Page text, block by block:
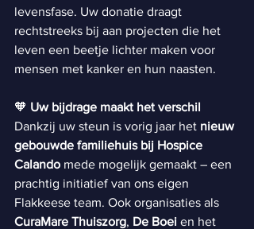
levensfase. Uw donatie draagt
rechtstreeks bij aan projecten die het
leven een beetje lichter maken voor
mensen met kanker en hun naasten.
🧡 Uw bijdrage maakt het verschil
Dankzij uw steun is vorig jaar het nieuw
gebouwde familiehuis bij Hospice
Calando mede mogelijk gemaakt – een
prachtig initiatief van ons eigen
Flakkeese team. Ook organisaties als
CuraMare Thuiszorg, De Boei en het